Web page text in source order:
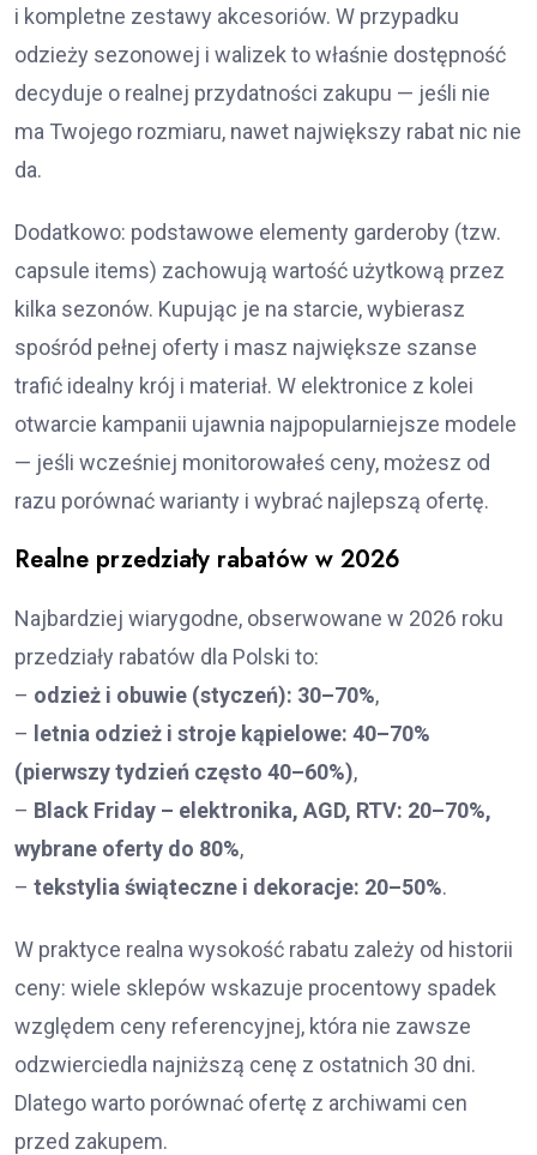
i kompletne zestawy akcesoriów. W przypadku
odzieży sezonowej i walizek to właśnie dostępność
decyduje o realnej przydatności zakupu — jeśli nie
ma Twojego rozmiaru, nawet największy rabat nic nie
da.
Dodatkowo: podstawowe elementy garderoby (tzw.
capsule items) zachowują wartość użytkową przez
kilka sezonów. Kupując je na starcie, wybierasz
spośród pełnej oferty i masz największe szanse
trafić idealny krój i materiał. W elektronice z kolei
otwarcie kampanii ujawnia najpopularniejsze modele
— jeśli wcześniej monitorowałeś ceny, możesz od
razu porównać warianty i wybrać najlepszą ofertę.
Realne przedziały rabatów w 2026
Najbardziej wiarygodne, obserwowane w 2026 roku
przedziały rabatów dla Polski to:
– odzież i obuwie (styczeń): 30–70%,
– letnia odzież i stroje kąpielowe: 40–70%
(pierwszy tydzień często 40–60%),
– Black Friday – elektronika, AGD, RTV: 20–70%,
wybrane oferty do 80%,
– tekstylia świąteczne i dekoracje: 20–50%.
W praktyce realna wysokość rabatu zależy od historii
ceny: wiele sklepów wskazuje procentowy spadek
względem ceny referencyjnej, która nie zawsze
odzwierciedla najniższą cenę z ostatnich 30 dni.
Dlatego warto porównać ofertę z archiwami cen
przed zakupem.